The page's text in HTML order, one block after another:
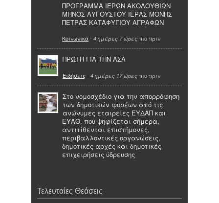
ΠΡΟΓΡΑΜΜΑ ΙΕΡΩΝ ΑΚΟΛΟΥΘΙΩΝ
ΜΗΝΟΣ ΑΥΓΟΥΣΤΟΥ ΙΕΡΑΣ ΜΟΝΗΣ
ΠΕΤΡΑΣ ΚΑΤΑΦΥΓΙΟΥ ΑΓΡΑΦΩΝ
Κοινωνικά- 4 ημέρες 7 ώρες πιο πριν
ΠΡΩΤΗ ΓΙΑ ΤΗΝ ΑΣΑ
Ειδήσεις - 4 ημέρες 17 ώρες πιο πριν
Στο νομοσχέδιο για την απορρόφηση
των δημοτικών φορέων από τις
ανώνυμες εταιρείες ΕΥΔΑΠ και
ΕΥΑΘ, που ψηφίζεται σήμερα,
αντιτίθενται επιστήμονες,
περιβαλλοντικές οργανώσεις,
δημοτικές αρχές και δημοτικές
επιχειρήσεις ύδρευσης
Τελευταίες Θεάσεις